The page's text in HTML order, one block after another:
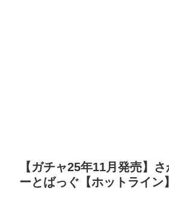
【ガチャ25年11月発売】
ーとばっぐ【ホットライン】